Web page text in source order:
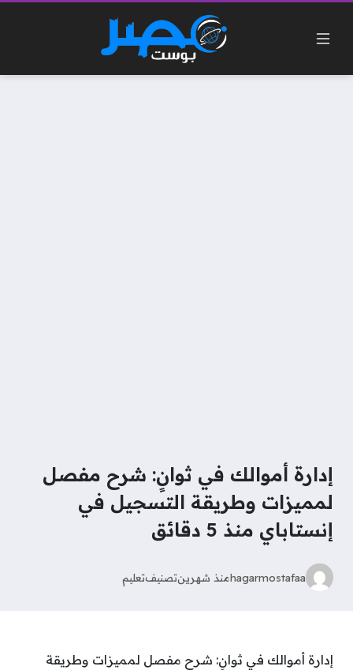
إدارة أموالك في ثوانٍ: شرح مفصل
لمميزات وطريقة التسجيل في
إنستاباي منذ 5 دقائق
hagarmostafaaمنذ شهرينتصنيفتعليم
إدارة أموالك في ثوانٍ: شرح مفصل لمميزات وطريقة